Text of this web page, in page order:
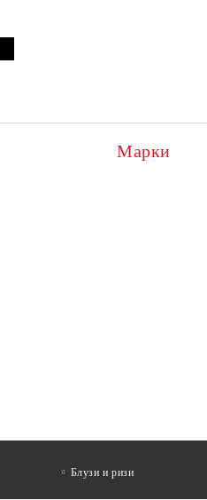
Марки
Блузи и ризи